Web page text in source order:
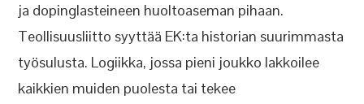
ja dopinglasteineen huoltoaseman pihaan.
Teollisuusliitto syyttää EK:ta historian suurimmasta
työsulusta. Logiikka, jossa pieni joukko lakkoilee
kaikkien muiden puolesta tai tekee